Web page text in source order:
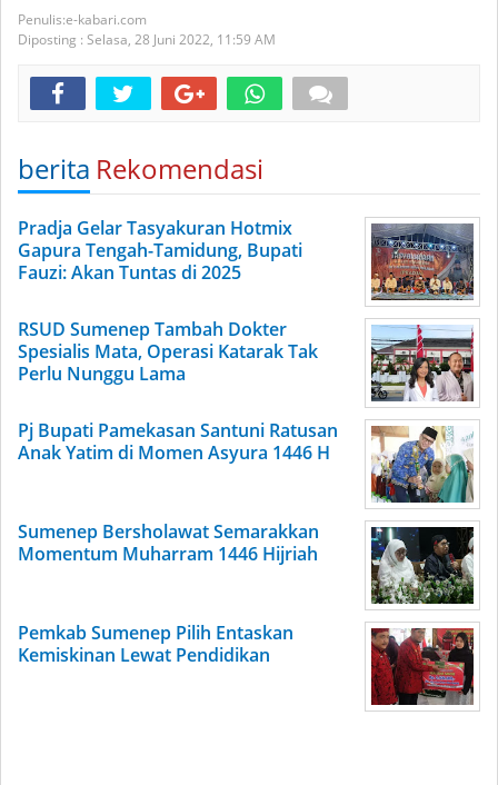
e-kabari.com
Diposting : Selasa, 28 Juni 2022, 11:59 AM
berita Rekomendasi
Pradja Gelar Tasyakuran Hotmix
Gapura Tengah-Tamidung, Bupati
Fauzi: Akan Tuntas di 2025
RSUD Sumenep Tambah Dokter
Spesialis Mata, Operasi Katarak Tak
Perlu Nunggu Lama
Pj Bupati Pamekasan Santuni Ratusan
Anak Yatim di Momen Asyura 1446 H
Sumenep Bersholawat Semarakkan
Momentum Muharram 1446 Hijriah
Pemkab Sumenep Pilih Entaskan
Kemiskinan Lewat Pendidikan